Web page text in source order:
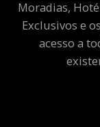
Moradias,
Exclusivos e
acesso a